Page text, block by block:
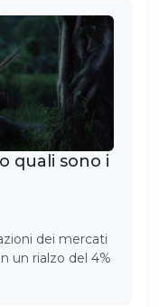
quali sono i
dei mercati
un rialzo del 4%